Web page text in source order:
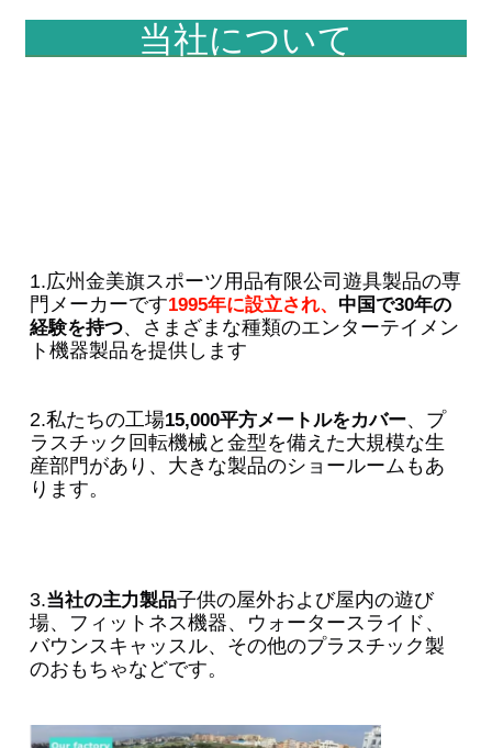
当社について
1.広州金美旗スポーツ用品有限公司遊具製品の専
門メーカーです1995年に設立され、 中国で30年の
経験を持つ、さまざまな種類のエンターテイメン
ト機器製品を提供します
2.私たちの工場15,000平方メートルをカバー、プ
ラスチック回転機械と金型を備えた大規模な生
産部門があり、大きな製品のショールームもあ
ります。
3.当社の主力製品子供の屋外および屋内の遊び
場、フィットネス機器、ウォータースライド、
バウンスキャッスル、その他のプラスチック製
のおもちゃなどです。